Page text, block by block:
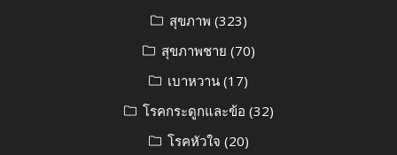
สุขภาพ (323)
สุขภาพชาย (70)
เบาหวาน (17)
โรคกระดูกและข้อ (32)
โรคหัวใจ (20)